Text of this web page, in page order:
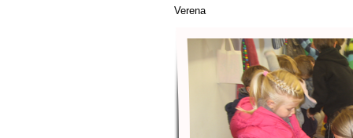
Verena